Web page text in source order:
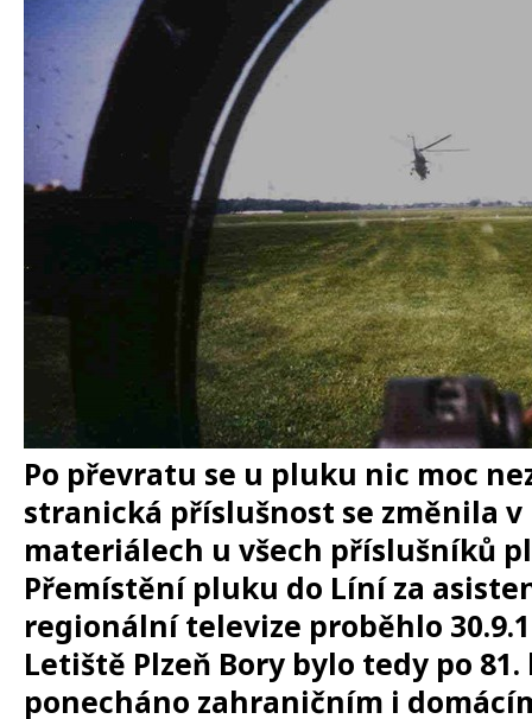
Po převratu se u pluku nic moc
stranická příslušnost se změnila
materiálech u všech příslušníků
Přemístění pluku do Líní za
regionální televize proběhlo
Letiště Plzeň Bory bylo tedy po
ponecháno zahraničním i